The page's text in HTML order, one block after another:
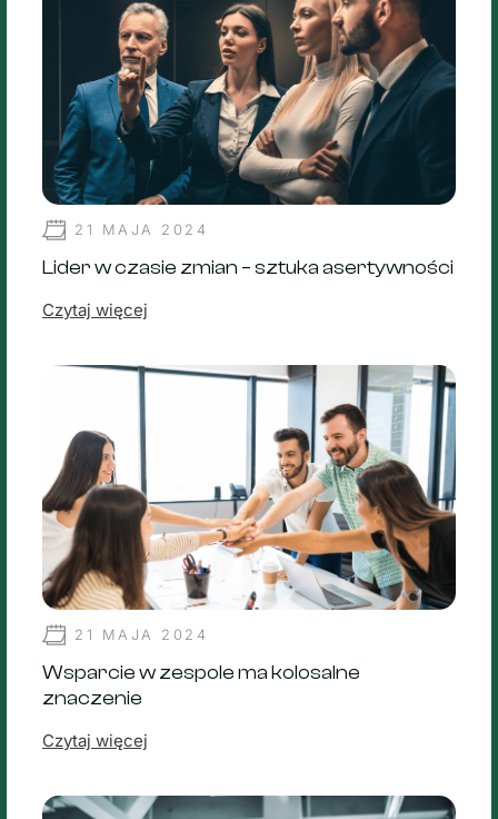
21 MAJA 2024
Lider w czasie zmian – sztuka asertywności
Czytaj więcej
21 MAJA 2024
Wsparcie w zespole ma kolosalne
znaczenie
Czytaj więcej